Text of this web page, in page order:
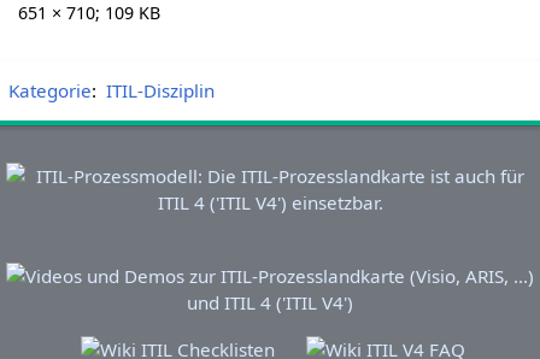
651 × 710; 109 KB
Kategorie: ITIL-Disziplin